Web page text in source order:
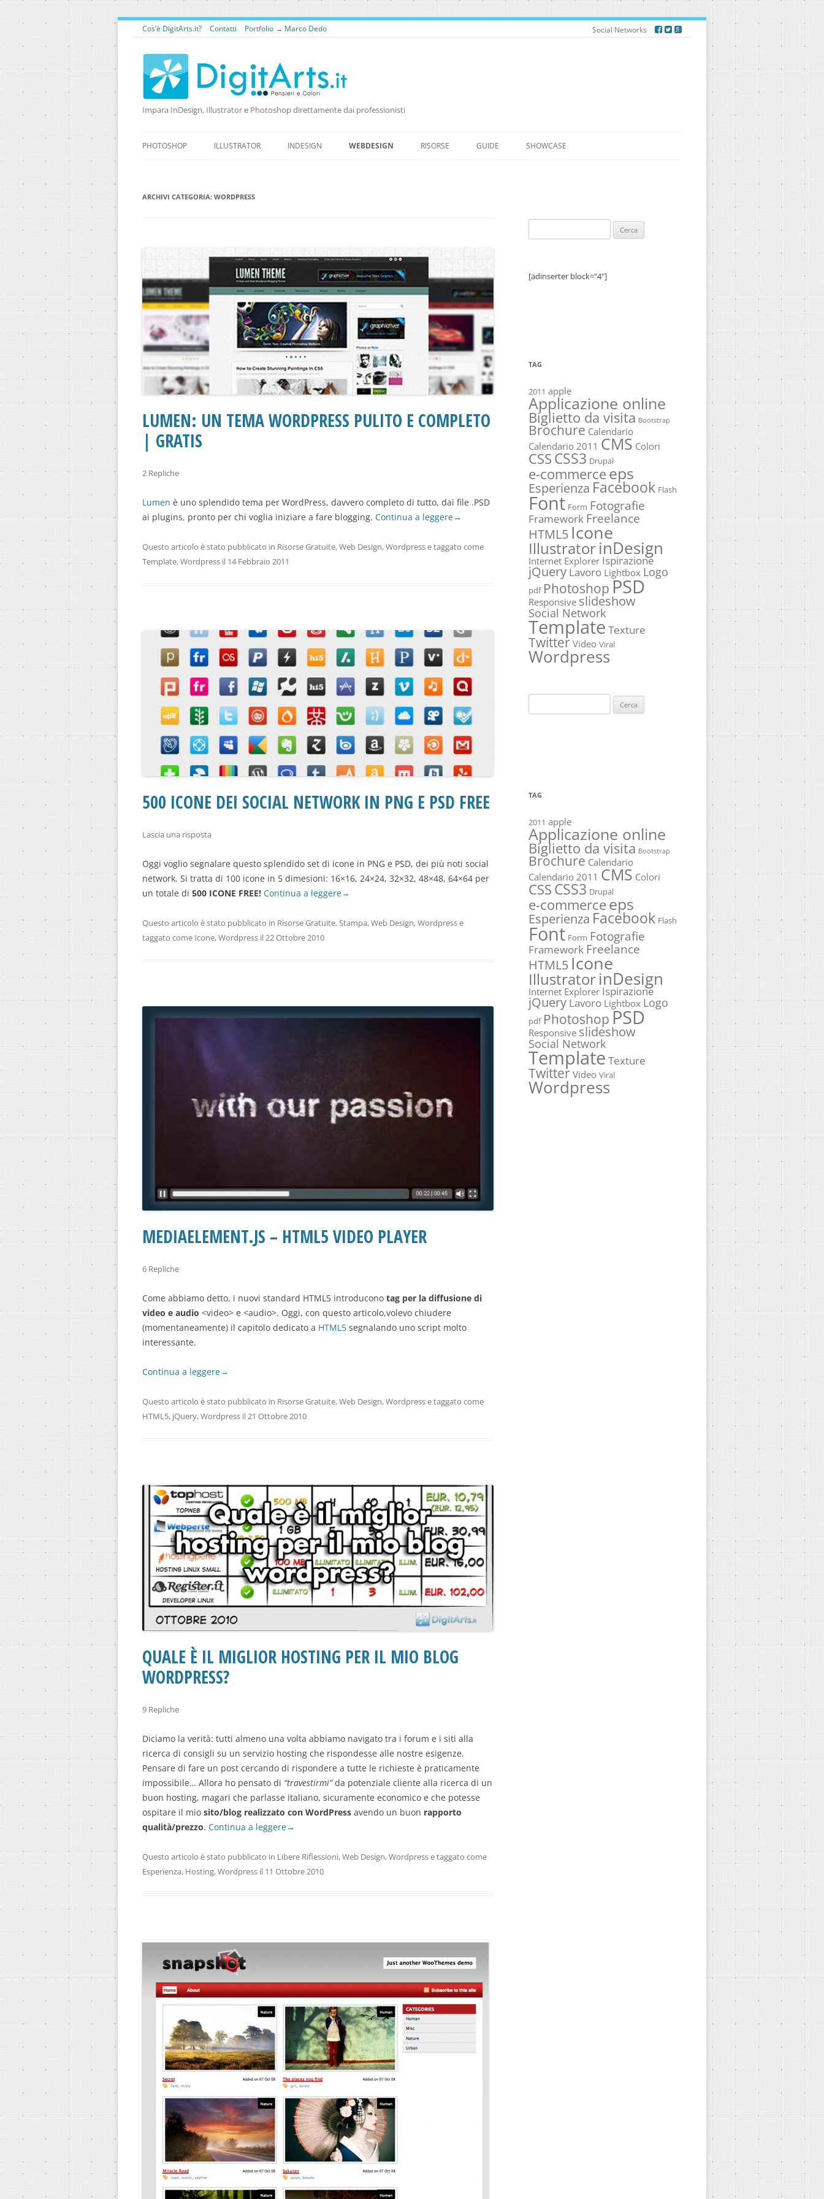
Cos’è DigitArts.it? Contatti Portfolio → Marco Dedo Social Networks
Impara InDesign, Illustrator e Photoshop direttamente dai professionisti
PHOTOSHOP ILLUSTRATOR INDESIGN WEBDESIGN RISORSE GUIDE SHOWCASE
ARCHIVI CATEGORIA: WORDPRESS
LUMEN: UN TEMA WORDPRESS PULITO E COMPLETO
| GRATIS
2 Repliche
Lumen è uno splendido tema per WordPress, davvero completo di tutto, dai file .PSD
ai plugins, pronto per chi voglia iniziare a fare blogging. Continua a leggere→
Questo articolo è stato pubblicato in Risorse Gratuite,Web Design,Wordpresse taggato come
Template,Wordpress il 14 Febbraio 2011
500 ICONE DEI SOCIAL NETWORK IN PNG E PSD FREE
Lascia una risposta
Oggi voglio segnalare questo splendido set di icone in PNG e PSD, dei più noti social
network. Si tratta di 100 icone in 5 dimesioni: 16×16, 24×24, 32×32, 48×48, 64×64 per
un totale di 500 ICONE FREE! Continua a leggere→
Questo articolo è stato pubblicato in Risorse Gratuite,Stampa,Web Design,Wordpresse
taggato come Icone,Wordpress il22 Ottobre 2010
MEDIAELEMENT.JS – HTML5 VIDEO PLAYER
6 Repliche
Come abbiamo detto, i nuovi standard HTML5 introducono tag per la diffusione di
video e audio <video> e <audio>. Oggi, con questo articolo,volevo chiudere
(momentaneamente) il capitolo dedicato a HTML5 segnalando uno script molto
interessante.
Continua a leggere→
Questo articolo è stato pubblicato in Risorse Gratuite,Web Design,Wordpresse taggato come
HTML5, jQuery,Wordpress il21 Ottobre 2010
QUALE È IL MIGLIOR HOSTING PER IL MIO BLOG
WORDPRESS?
9 Repliche
Diciamo la verità: tutti almeno una volta abbiamo navigato tra i forum e i siti alla
ricerca di consigli su un servizio hosting che rispondesse alle nostre esigenze.
Pensare di fare un post cercando di rispondere a tutte le richieste è praticamente
impossibile… Allora ho pensato di “travestirmi”da potenziale cliente alla ricerca di un
buon hosting, magari che parlasse italiano, sicuramente economico e che potesse
ospitare il mio sito/blog realizzato con WordPress avendo un buon rapporto
qualità/prezzo. Continua a leggere→
Questo articolo è stato pubblicato in Libere Riflessioni,Web Design,Wordpresse taggato come
Esperienza, Hosting,Wordpress il 11 Ottobre 2010
per:
[adinserter block="4"]
TAG
2011 apple
Applicazione online
Biglietto da visita Bootstrap
Brochure Calendario
Calendario 2011 CMS Colori
CSSCSS3 Drupal
e-commerceeps
Esperienza Facebook Flash
Font Form Fotografie
Framework Freelance
HTML5 Icone
IllustratorinDesign
Internet Explorer Ispirazione
jQuery Lavoro Lightbox Logo
pdf PhotoshopPSD
Responsive slideshow
Social Network
Template Texture
TwitterVideo Viral
Wordpress
per:
TAG
2011 apple
Applicazione online
Biglietto da visita Bootstrap
Brochure Calendario
Calendario 2011 CMS Colori
CSSCSS3 Drupal
e-commerceeps
Esperienza Facebook Flash
Font Form Fotografie
Framework Freelance
HTML5 Icone
IllustratorinDesign
Internet Explorer Ispirazione
jQuery Lavoro Lightbox Logo
pdf PhotoshopPSD
Responsive slideshow
Social Network
Template Texture
TwitterVideo Viral
Wordpress